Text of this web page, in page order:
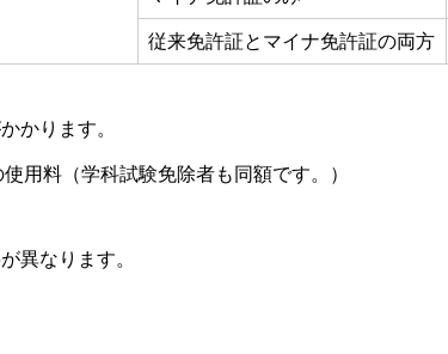
従来免許証とマイナ免許証の両方
かります。
用料（学科試験免除者も同額です。）
異なります。